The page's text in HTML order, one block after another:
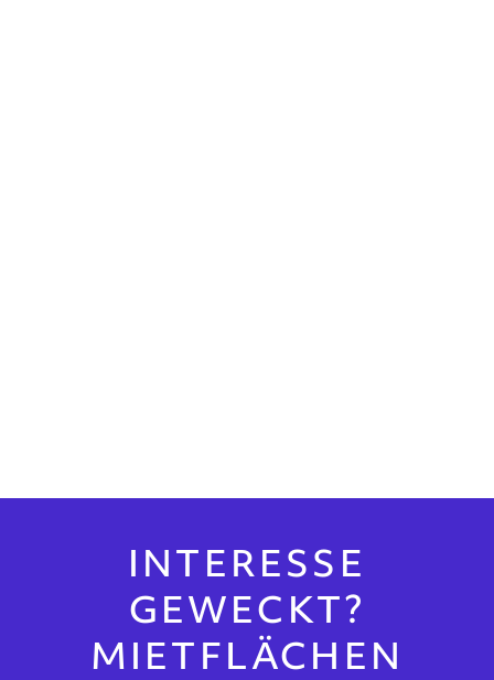
INTERESSE
GEWECKT?
MIETFLÄCHEN